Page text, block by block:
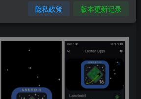
隐私政策 版本更新记录